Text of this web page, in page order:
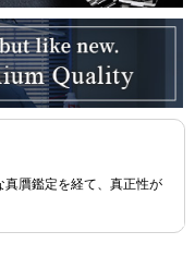
贋鑑定を経て、真正性が